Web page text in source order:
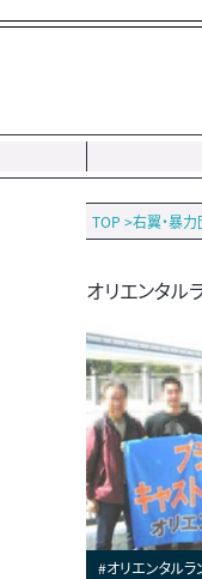
TOP >右翼・暴力
オリエンタル
#オリエンタルラ